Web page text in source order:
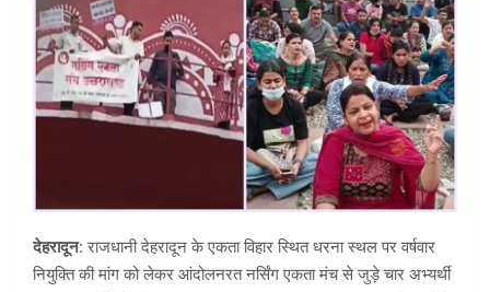
देहरादून: राजधानी देहरादून के एकता विहार स्थित धरना स्थल पर वर्षवार
नियुक्ति की मांग को लेकर आंदोलनरत नर्सिंग एकता मंच से जुड़े चार अभ्यर्थी